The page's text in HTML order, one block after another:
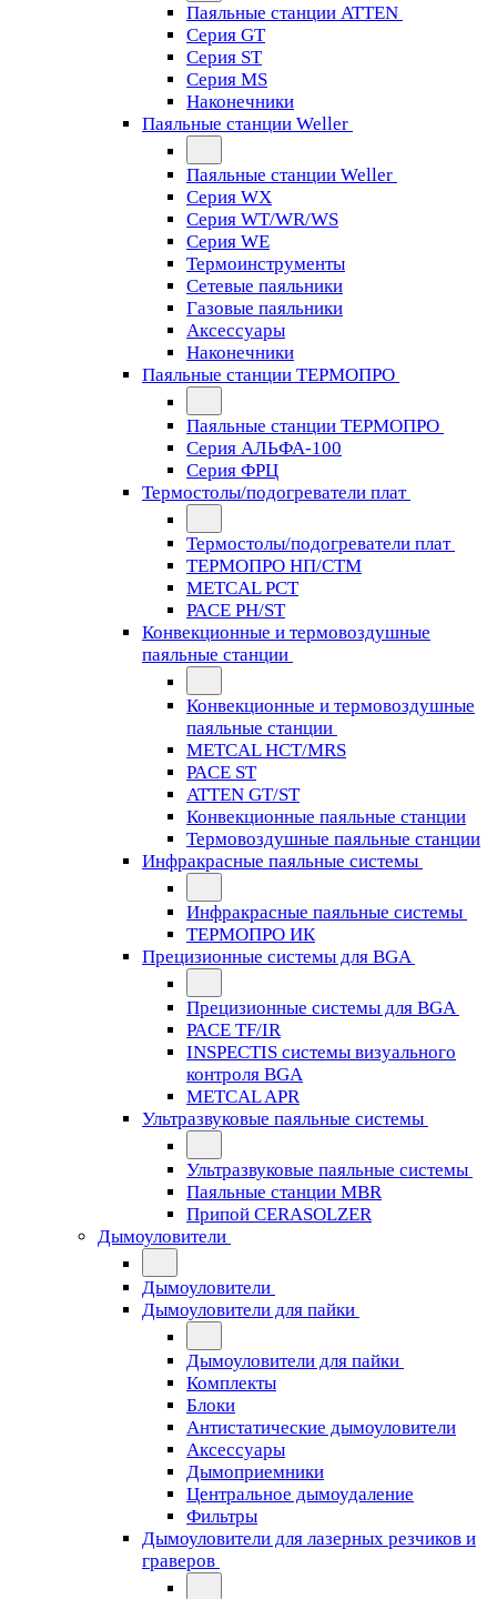
Паяльные станции ATTEN
Серия GT
Серия ST
Серия MS
Наконечники
Паяльные станции Weller
Паяльные станции Weller
Серия WX
Серия WT/WR/WS
Серия WE
Термоинструменты
Сетевые паяльники
Газовые паяльники
Аксессуары
Наконечники
Паяльные станции ТЕРМОПРО
Паяльные станции ТЕРМОПРО
Серия АЛЬФА-100
Серия ФРЦ
Термостолы/подогреватели плат
Термостолы/подогреватели плат
ТЕРМОПРО НП/СТМ
METCAL PCT
PACE PH/ST
Конвекционные и термовоздушные
паяльные станции
Конвекционные и термовоздушные
паяльные станции
METCAL HCT/MRS
PACE ST
ATTEN GT/ST
Конвекционные паяльные станции
Термовоздушные паяльные станции
Инфракрасные паяльные системы
Инфракрасные паяльные системы
ТЕРМОПРО ИК
Прецизионные системы для BGA
Прецизионные системы для BGA
PACE TF/IR
INSPECTIS системы визуального
контроля BGA
METCAL APR
Ультразвуковые паяльные системы
Ультразвуковые паяльные системы
Паяльные станции MBR
Припой CERASOLZER
Дымоуловители
Дымоуловители
Дымоуловители для пайки
Дымоуловители для пайки
Комплекты
Блоки
Антистатические дымоуловители
Аксессуары
Дымоприемники
Центральное дымоудаление
Фильтры
Дымоуловители для лазерных резчиков и
граверов